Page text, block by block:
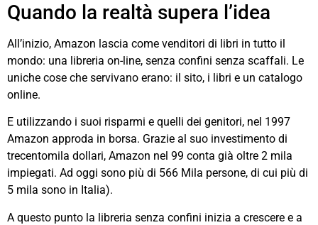
Quando la realtà supera l’idea
All’inizio, Amazon lascia come venditori di libri in tutto il
mondo: una libreria on-line, senza confini senza scaffali. Le
uniche cose che servivano erano: il sito, i libri e un catalogo
online.
E utilizzando i suoi risparmi e quelli dei genitori, nel 1997
Amazon approda in borsa. Grazie al suo investimento di
trecentomila dollari, Amazon nel 99 conta già oltre 2 mila
impiegati. Ad oggi sono più di 566 Mila persone, di cui più di
5 mila sono in Italia).
A questo punto la libreria senza confini inizia a crescere e a